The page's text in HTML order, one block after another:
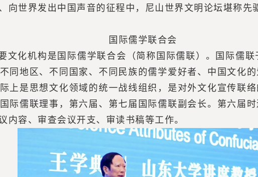
向世界发出中国声音的征程中，尼山世界文明论坛堪称先
国际儒学联合会
文化机构是国际儒学联合会（简称国际儒联）。国际儒
同地区、不同国家、不同民族的儒学爱好者、中国文化
上是思想文化领域的统一战线组织，是对外文化宣传联
际儒联理事，第六届、第七届国际儒联副会长。第六届
内容、审查会议开支、审读书稿等工作。